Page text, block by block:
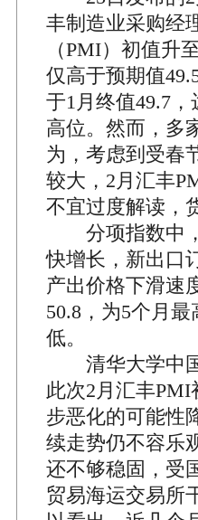
丰制造业采购经
（PMI）初值升
仅高于预期值
于1月终值49.7，
高位。然而，多
为，考虑到受春
较大，2月汇丰
不宜过度解读，
分项指数中，
快增长，新出口
产出价格下滑速
50.8，为5个月
低。
清华大学中国
此次2月汇丰
步恶化的可能性
续走势仍不容乐
还不够稳固，受
贸易海运交易所